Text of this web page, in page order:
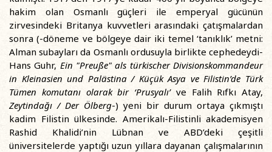
hakim olan Osmanlı güçleri ile emperyal gücünün
zirvesindeki Britanya kuvvetleri arasındaki çatışmalardan
sonra (-döneme ve bölgeye dair iki temel ‘tanıklık’ metni:
Alman subayları da Osmanlı ordusuyla birlikte cephedeydi-
Hans Guhr, Ein "Preuße" als türkischer Divisionskommandeur
in Kleinasien und Palästina / Küçük Asya ve Filistin’de Türk
Tümen komutanı olarak bir ‘Prusyalı’ve Falih Rıfkı Atay,
Zeytindağı / Der Ölberg-) yeni bir durum ortaya çıkmıştı
kadim Filistin ülkesinde. Amerikalı-Filistinli akademisyen
Rashid Khalidi’nin Lübnan ve ABD’deki çeşitli
üniversitelerde yaptığı uzun yıllara dayanan çalışmalarının